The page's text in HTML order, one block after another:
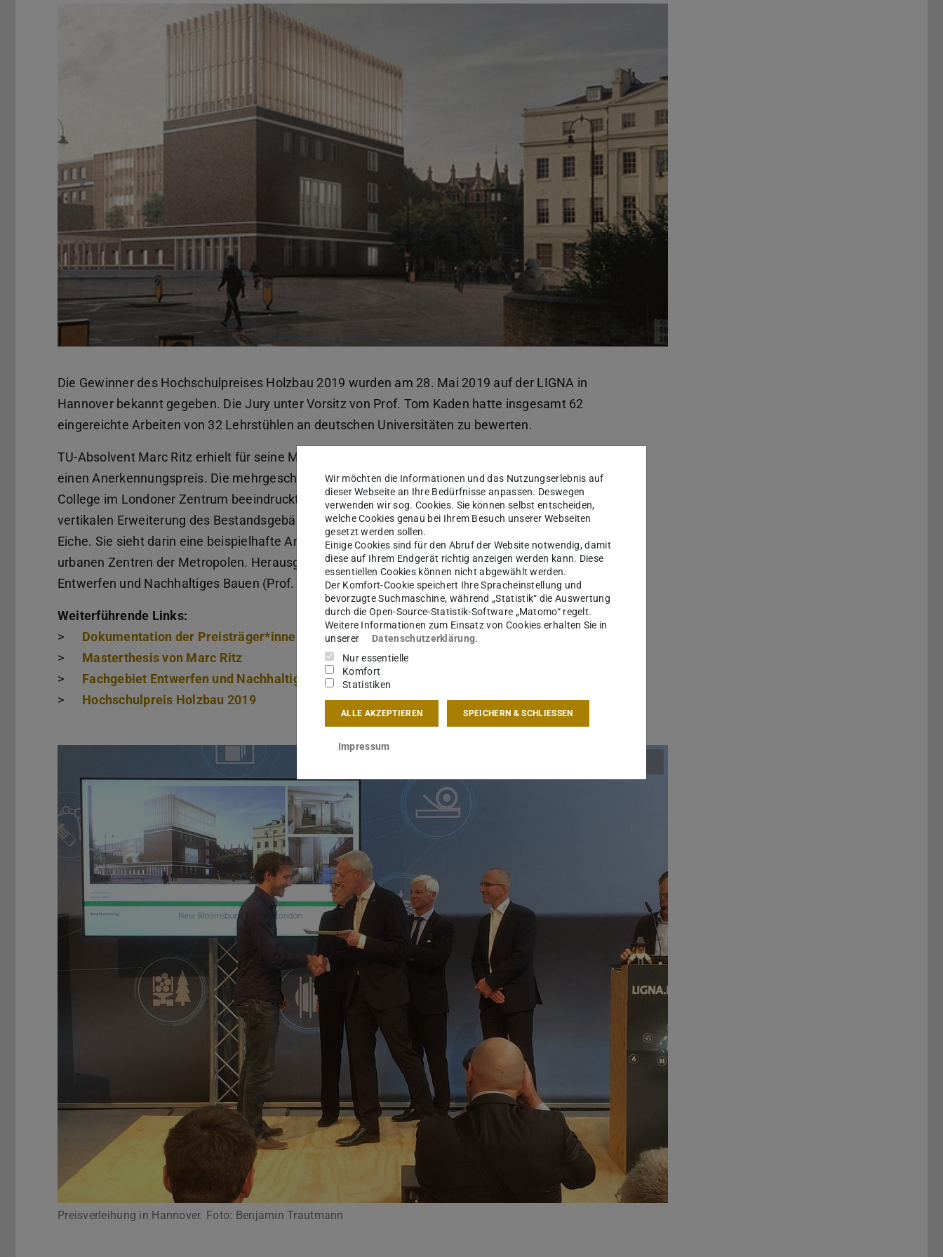
Die Gewinner des Hochschulpreises Holzbau 2019 wurden am 28. Mai 2019 auf der LIGNA in
Hannover bekannt gegeben. Die Jury unter Vorsitz von Prof. Tom Kaden hatte insgesamt 62
eingereichte Arbeiten von 32 Lehrstühlen an deutschen Universitäten zu bewerten.
TU-Absolvent Marc Ritz erhielt für seine Masterarbeit „New Bloomsbury College London “
einen Anerkennungspreis. Die mehrgeschossige Dachaufstockung des New Bloomsbury
College im Londoner Zentrum beeindruckte die Jury durch die konsequente Umsetzung der
vertikalen Erweiterung des Bestandsgebäudes mit vorgefertigten Modulen aus „lokaler“
Eiche. Sie sieht darin eine beispielhafte Anwendung von Holz bei der Verdichtung in den
urbanen Zentren der Metropolen. Herausgeber der Masterarbeit war das Fachgebiet
Entwerfen und Nachhaltiges Bauen (Prof. Christoph Kuhn).
Weiterführende Links:
>
Dokumentation der Preisträger*innen (PDF-Datei)
(wird in neuem Tab geöffnet)
>
Masterthesis von Marc Ritz
>
Fachgebiet Entwerfen und Nachhaltiges Bauen
>
Hochschulpreis Holzbau 2019
Preisverleihung in Hannover. Foto: Benjamin Trautmann
Wir möchten die Informationen und das Nutzungserlebnis auf
dieser Webseite an Ihre Bedürfnisse anpassen. Deswegen
verwenden wir sog. Cookies. Sie können selbst entscheiden,
welche Cookies genau bei Ihrem Besuch unserer Webseiten
gesetzt werden sollen.
Einige Cookies sind für den Abruf der Website notwendig, damit
diese auf Ihrem Endgerät richtig anzeigen werden kann. Diese
essentiellen Cookies können nicht abgewählt werden.
Der Komfort-Cookie speichert Ihre Spracheinstellung und
bevorzugte Suchmaschine, während „Statistik“ die Auswertung
durch die Open-Source-Statistik-Software „Matomo“ regelt.
Weitere Informationen zum Einsatz von Cookies erhalten Sie in
unserer
Datenschutzerklärung.
Nur essentielle
Komfort
Statistiken
ALLE AKZEPTIEREN SPEICHERN & SCHLIESSEN
Impressum